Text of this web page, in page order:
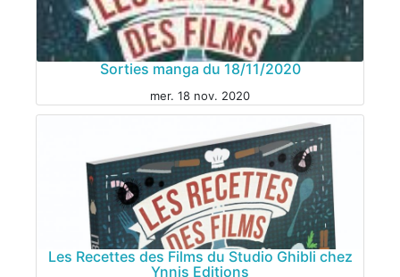
CONCOURS
Sorties manga du 18/11/2020
mer. 18 nov. 2020
Les Recettes des Films du Studio Ghibli chez
Ynnis Editions